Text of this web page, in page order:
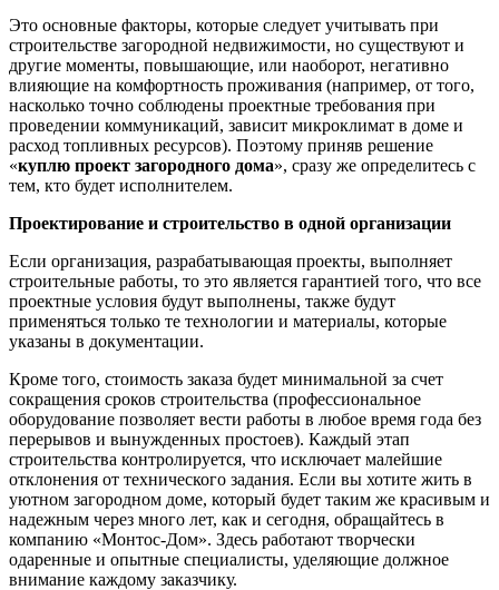
Это основные факторы, которые следует учитывать при
строительстве загородной недвижимости, но существуют и
другие моменты, повышающие, или наоборот, негативно
влияющие на комфортность проживания (например, от того,
насколько точно соблюдены проектные требования при
проведении коммуникаций, зависит микроклимат в доме и
расход топливных ресурсов). Поэтому приняв решение
«куплю проект загородного дома», сразу же определитесь с
тем, кто будет исполнителем.
Проектирование и строительство в одной организации
Если организация, разрабатывающая проекты, выполняет
строительные работы, то это является гарантией того, что все
проектные условия будут выполнены, также будут
применяться только те технологии и материалы, которые
указаны в документации.
Кроме того, стоимость заказа будет минимальной за счет
сокращения сроков строительства (профессиональное
оборудование позволяет вести работы в любое время года без
перерывов и вынужденных простоев). Каждый этап
строительства контролируется, что исключает малейшие
отклонения от технического задания. Если вы хотите жить в
уютном загородном доме, который будет таким же красивым и
надежным через много лет, как и сегодня, обращайтесь в
компанию «Монтос-Дом». Здесь работают творчески
одаренные и опытные специалисты, уделяющие должное
внимание каждому заказчику.